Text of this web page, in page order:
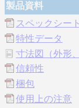
製品資料
スペックシート
特性データ
寸法図（外形
信頼性
梱包
使用上の注意